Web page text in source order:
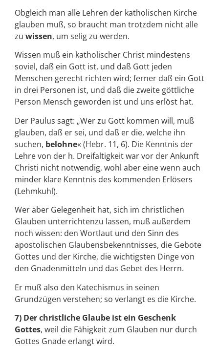
Obgleich man alle Lehren der katholischen Kirche
glauben muß, so braucht man trotzdem nicht alle
zu wissen, um selig zu werden.
Wissen muß ein katholischer Christ mindestens
soviel, daß ein Gott ist, und daß Gott jeden
Menschen gerecht richten wird; ferner daß ein Gott
in drei Personen ist, und daß die zweite göttliche
Person Mensch geworden ist und uns erlöst hat.
Der Paulus sagt: „Wer zu Gott kommen will, muß
glauben, daß er sei, und daß er die, welche ihn
suchen, belohne« (Hebr. 11, 6). Die Kenntnis der
Lehre von der h. Dreifaltigkeit war vor der Ankunft
Christi nicht notwendig, wohl aber eine wenn auch
minder klare Kenntnis des kommenden Erlösers
(Lehmkuhl).
Wer aber Gelegenheit hat, sich im christlichen
Glauben unterrichtenzu lassen, muß außerdem
noch wissen: den Wortlaut und den Sinn des
apostolischen Glaubensbekenntnisses, die Gebote
Gottes und der Kirche, die wichtigsten Dinge von
den Gnadenmitteln und das Gebet des Herrn.
Er muß also den Katechismus in seinen
Grundzügen verstehen; so verlangt es die Kirche.
7) Der christliche Glaube ist ein Geschenk
Gottes, weil die Fähigkeit zum Glauben nur durch
Gottes Gnade erlangt wird.